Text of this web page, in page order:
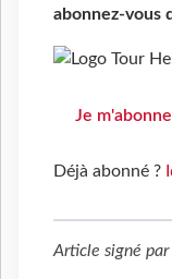
abonnez-vous
Je m'abonne
Déjà abonné ?
Article signé par